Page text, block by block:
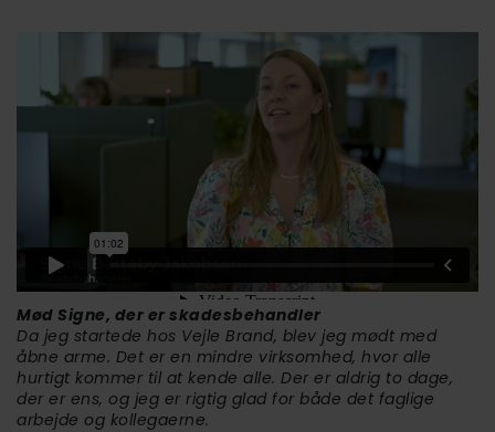
Mød Signe, der er skadesbehandler
Da jeg startede hos Vejle Brand, blev jeg mødt med
åbne arme. Det er en mindre virksomhed, hvor alle
hurtigt kommer til at kende alle. Der er aldrig to dage,
der er ens, og jeg er rigtig glad for både det faglige
arbejde og kollegaerne.